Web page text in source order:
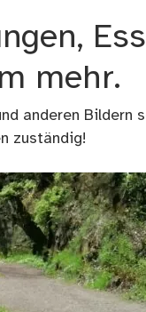
mehr.
anderen Bildern
zuständig!